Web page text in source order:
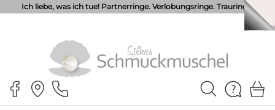
Ich liebe, was ich tue! Partnerringe. Verlobungsringe. Trauringe.